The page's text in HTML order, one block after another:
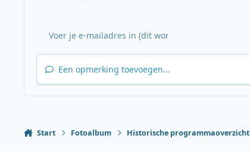
Een opmerking toevoegen...
Start Fotoalbum Historische programmaoverzicht